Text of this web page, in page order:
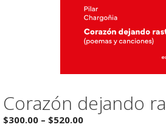
Corazón dejando
$300.00 – $520.00Rango